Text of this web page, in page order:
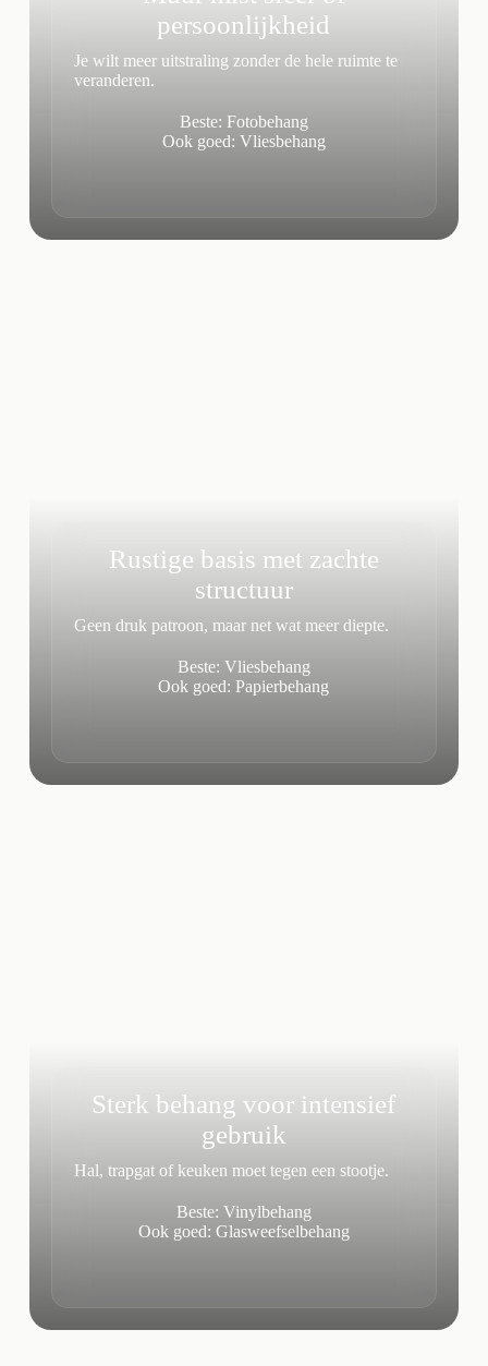
persoonlijkheid
Je wilt meer uitstraling zonder de hele ruimte te
veranderen.
Beste: Fotobehang
Ook goed: Vliesbehang
Rustige basis met zachte
structuur
Geen druk patroon, maar net wat meer diepte.
Beste: Vliesbehang
Ook goed: Papierbehang
Sterk behang voor intensief
gebruik
Hal, trapgat of keuken moet tegen een stootje.
Beste: Vinylbehang
Ook goed: Glasweefselbehang